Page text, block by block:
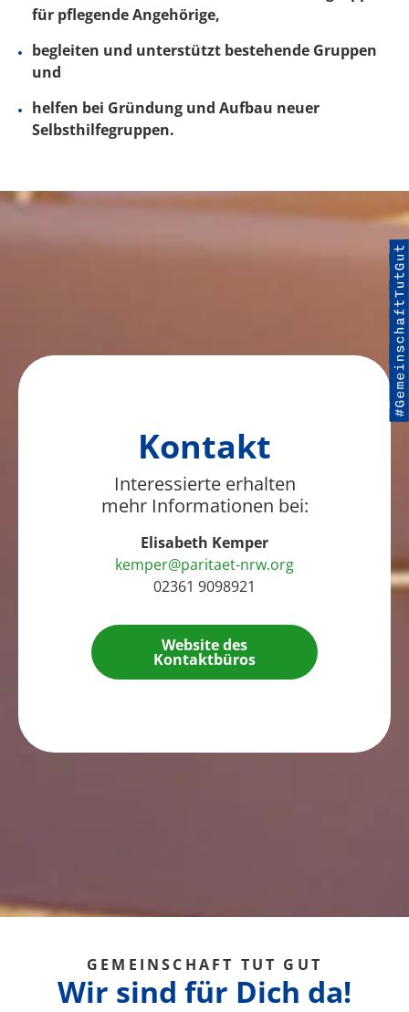
für pflegende Angehörige,
begleiten und unterstützt bestehende Gruppen
und
helfen bei Gründung und Aufbau neuer
Selbsthilfegruppen.
Kontakt
Interessierte erhalten
mehr Informationen bei:
Elisabeth Kemper
kemper@paritaet-nrw.org
02361 9098921
Website des
Kontaktbüros
GEMEINSCHAFT TUT GUT
Wir sind für Dich da!